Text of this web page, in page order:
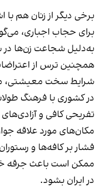
برخی دیگر از زنان هم با
برای حجاب اجباری،
به‌دلیل شجاعت زن‌ها در
همچنین ترس از
شرایط سخت
در کشوری با فرهنگ
تفریحی کافی و
مکان‌های مورد علاقه
فشار بر کافه‌ها و
ممکن است باعث جرقه
در ایران بشود.